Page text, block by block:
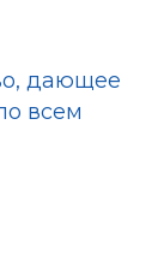
дающее
всем